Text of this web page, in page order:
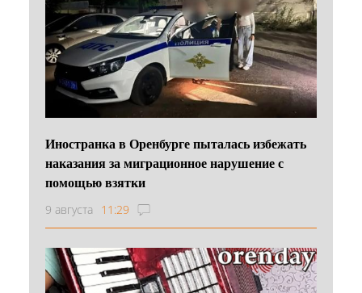
Иностранка в Оренбурге пыталась избежать
наказания за миграционное нарушение с
помощью взятки
9 августа 11:29